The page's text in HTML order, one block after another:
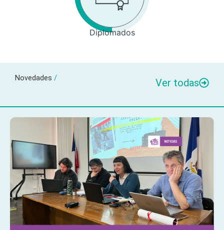
Diplomados
Novedades / Ver todas